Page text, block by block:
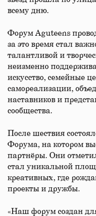
всему дню.
Форум Aguteens
за это время стал
талантливой и
неизменно
искусство, семейные
самореализации,
наставников и
сообщества.
После шествия
Форума, на котором
партнёры. Они
стал уникальной
креативных, где
проекты и дружбы.
«Наш форум создан